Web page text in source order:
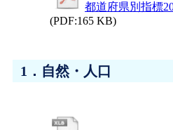
都道府県別指標
(PDF:165 KB)
1．自然・人口